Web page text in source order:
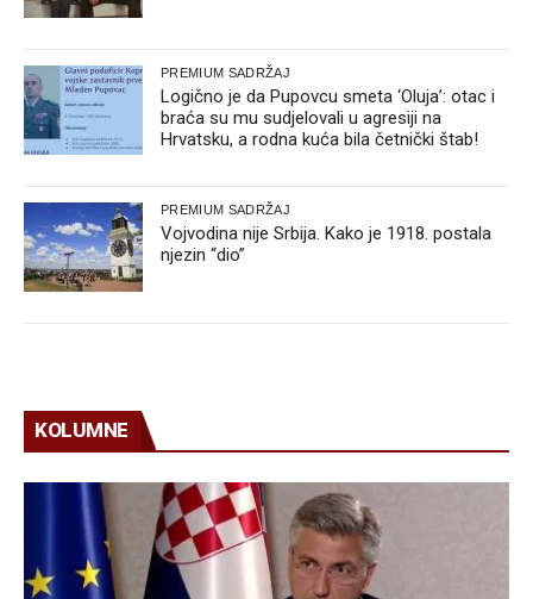
PREMIUM SADRŽAJ
Logično je da Pupovcu smeta ‘Oluja’: otac i
braća su mu sudjelovali u agresiji na
Hrvatsku, a rodna kuća bila četnički štab!
PREMIUM SADRŽAJ
Vojvodina nije Srbija. Kako je 1918. postala
njezin “dio”
KOLUMNE